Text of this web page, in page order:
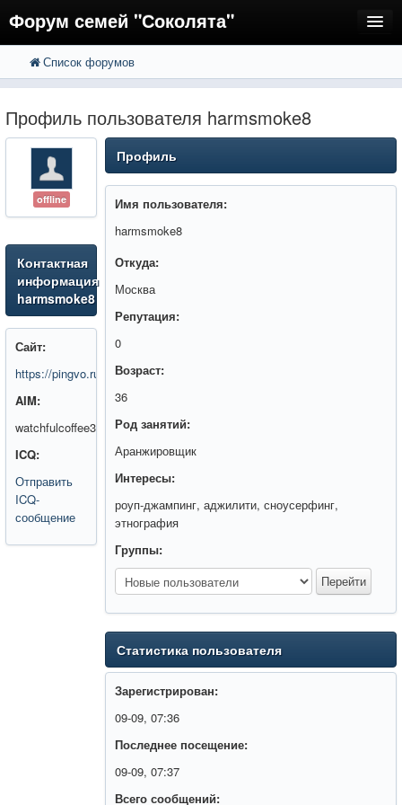
Форум семей "Соколята"
FAQ
Регистрация
Вход
Список форумов
Профиль пользователя harmsmoke8
offline
Контактная
информация
harmsmoke8
Сайт:
https://pingvo.ru/
AIM:
watchfulcoffee3
ICQ:
Отправить
ICQ-
сообщение
Профиль
Имя пользователя:
harmsmoke8
Откуда:
Москва
Репутация:
0
Возраст:
36
Род занятий:
Аранжировщик
Интересы:
роуп-джампинг, аджилити, сноусерфинг,
этнография
Группы:
Статистика пользователя
Зарегистрирован:
09-09, 07:36
Последнее посещение:
09-09, 07:37
Всего сообщений: